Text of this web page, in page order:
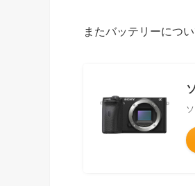
またバッテリーにつ